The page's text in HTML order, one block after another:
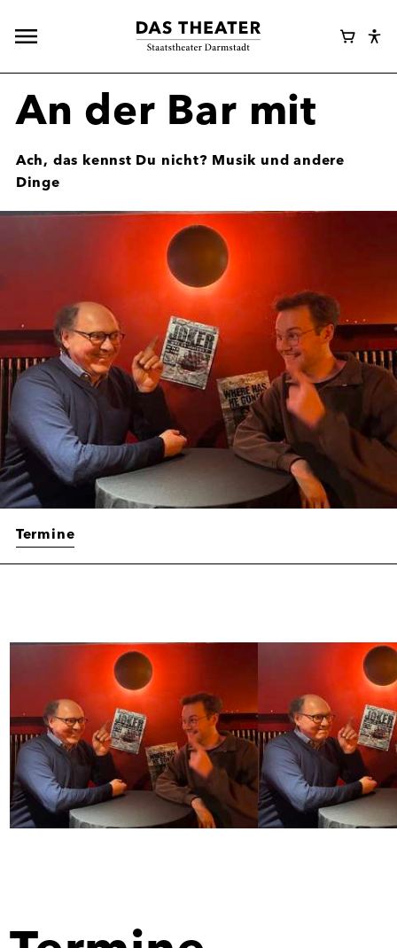
Hauptnavigation
Webshop
An der Bar mit
Ach, das kennst Du nicht? Musik und andere
Dinge
Termine
Galerie